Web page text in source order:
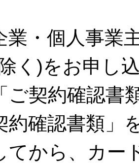
業・個人事業
く)をお申し
ご契約確認書
約確認書類
てから、カー